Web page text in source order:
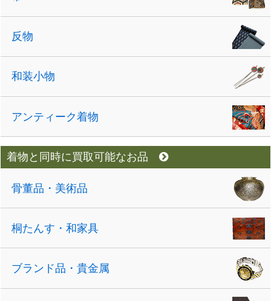
反物
和装小物
アンティーク着物
着物と同時に買取可能なお品
骨董品・美術品
桐たんす・和家具
ブランド品・貴金属